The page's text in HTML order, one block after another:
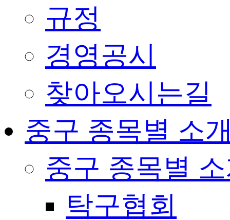
규정
경영공시
찾아오시는길
중구 종목별 소
중구 종목별
탁구협회